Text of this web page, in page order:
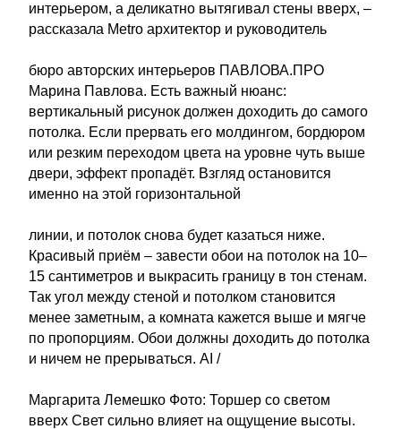
интерьером, а деликатно вытягивал стены вверх, –
рассказала Metro архитектор и руководитель
бюро авторских интерьеров ПАВЛОВА.ПРО
Марина Павлова. Есть важный нюанс:
вертикальный рисунок должен доходить до самого
потолка. Если прервать его молдингом, бордюром
или резким переходом цвета на уровне чуть выше
двери, эффект пропадёт. Взгляд остановится
именно на этой горизонтальной
линии, и потолок снова будет казаться ниже.
Красивый приём – завести обои на потолок на 10–
15 сантиметров и выкрасить границу в тон стенам.
Так угол между стеной и потолком становится
менее заметным, а комната кажется выше и мягче
по пропорциям. Обои должны доходить до потолка
и ничем не прерываться. AI /
Маргарита Лемешко Фото: Торшер со светом
вверх Свет сильно влияет на ощущение высоты.